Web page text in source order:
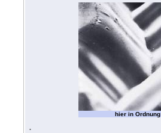
hier in Ordnung
.